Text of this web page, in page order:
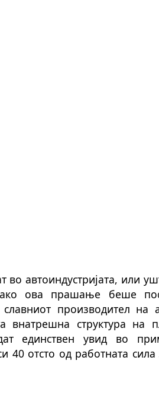
во автоиндустријата, или
ова прашање беше
производител на
внатрешна структура на
единствен увид во
40 отсто од работната сила